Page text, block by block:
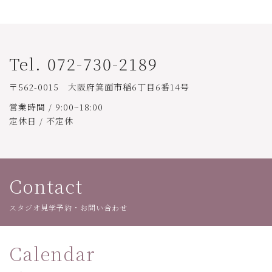
Tel. 072-730-2189
〒562-0015 大阪府箕面市稲6丁目6番14号
営業時間 / 9:00~18:00
定休日 / 不定休
Contact
スタジオ見学予約・お問い合わせ
Calendar